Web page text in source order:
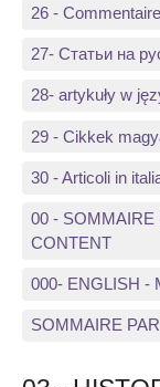
26 -
27- Статьи на
28- artykuły w
29 - Cikkek
30 - Articoli in
00 - SOMMAIRE
CONTENT
000- ENGLISH -
SOMMAIRE